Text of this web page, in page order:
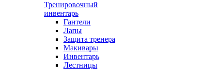
Тренировочный
инвентарь
Гантели
Лапы
Защита тренера
Макивары
Инвентарь
Лестницы